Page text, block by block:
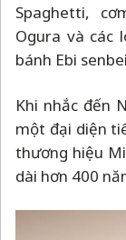
Spaghetti,
Ogura và các
bánh Ebi
Khi nhắc đến
một đại diện
thương hiệu
dài hơn 400